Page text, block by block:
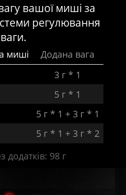
вашої миші за
регулювання
ваги.
миші
Додана вага
3 г * 1
5 г * 1
5 г * 1 + 3 г * 1
5 г * 1 + 3 г * 2
додатків: 98 г